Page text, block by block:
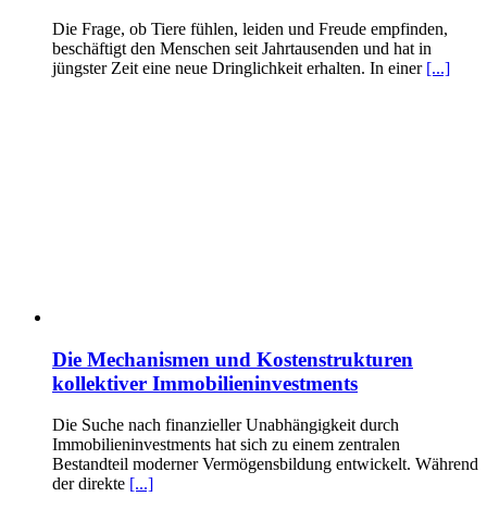
Die Frage, ob Tiere fühlen, leiden und Freude empfinden,
beschäftigt den Menschen seit Jahrtausenden und hat in
jüngster Zeit eine neue Dringlichkeit erhalten. In einer [...]
Die Mechanismen und Kostenstrukturen
kollektiver Immobilieninvestments
Die Suche nach finanzieller Unabhängigkeit durch
Immobilieninvestments hat sich zu einem zentralen
Bestandteil moderner Vermögensbildung entwickelt. Während
der direkte [...]